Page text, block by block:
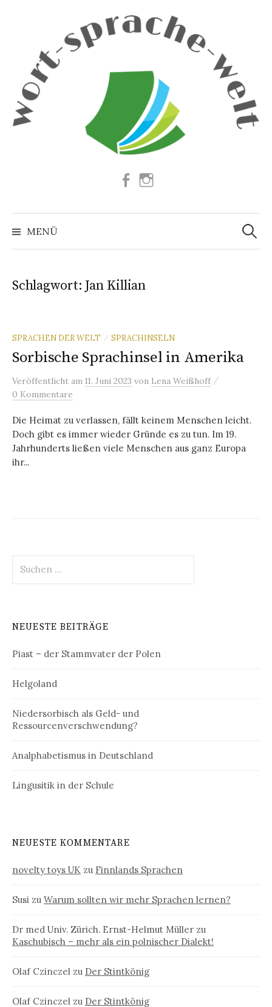
Facebook
MENÜ
Suchen
nach:
Schlagwort: Jan Killian
SPRACHEN DER WELT / SPRACHINSELN
Sorbische Sprachinsel in Amerika
Veröffentlicht am 11. Juni 2023 von Lena Weißhoff /
0 Kommentare
Die Heimat zu verlassen, fällt keinem Menschen leicht.
Doch gibt es immer wieder Gründe es zu tun. Im 19.
Jahrhunderts ließen viele Menschen aus ganz Europa
ihr...
nach:
NEUESTE BEITRÄGE
Piast – der Stammvater der Polen
Helgoland
Niedersorbisch als Geld- und
Ressourcenverschwendung?
Analphabetismus in Deutschland
Lingusitik in der Schule
NEUESTE KOMMENTARE
novelty toys UK zu Finnlands Sprachen
Susi zu Warum sollten wir mehr Sprachen lernen?
Dr med Univ. Zürich. Ernst-Helmut Müller zu
Kaschubisch – mehr als ein polnischer Dialekt!
Olaf Czinczel zu Der Stintkönig
Olaf Czinczel zu Der Stintkönig